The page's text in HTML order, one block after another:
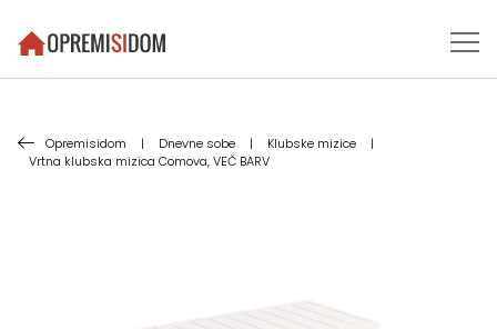
Opremisidom | Dnevne sobe | Klubske mizice
|
Vrtna klubska mizica Comova, VEČ BARV